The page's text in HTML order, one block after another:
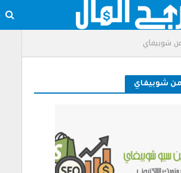
من شوبيفاي